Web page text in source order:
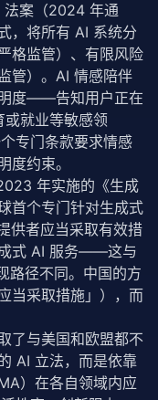
法案（2024 年通
，将所有 AI 系统分
格监管）、有限风险
管）。AI 情感陪伴
度——告知用户正在
或就业等敏感领
专门条款要求情感
度约束。
年实施的《生成
首个专门针对生成式
供者应当采取有效措
式 AI 服务——这与
路径不同。中国的方
当采取措施」），而
了与美国和欧盟都不
AI 立法，而是依靠
）在各自领域内应